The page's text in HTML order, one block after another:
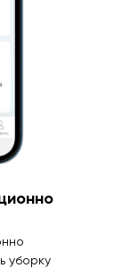
уборку